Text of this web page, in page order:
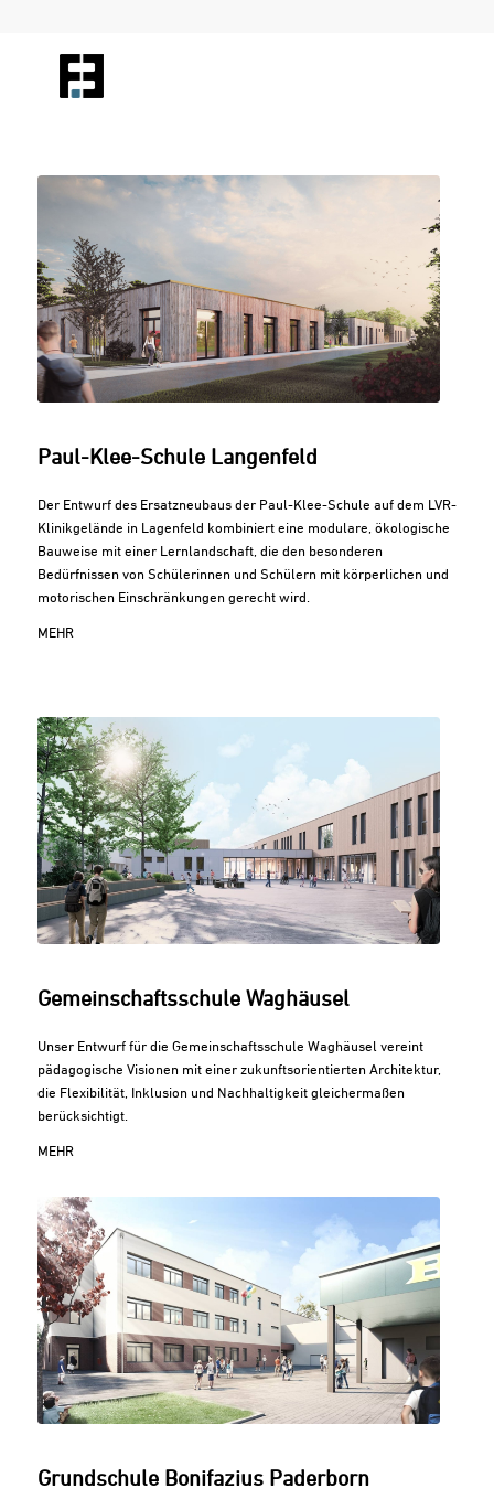
Paul-Klee-Schule Langenfeld
Der Entwurf des Ersatzneubaus der Paul-Klee-Schule auf dem LVR-
Klinikgelände in Lagenfeld kombiniert eine modulare, ökologische
Bauweise mit einer Lernlandschaft, die den besonderen
Bedürfnissen von Schülerinnen und Schülern mit körperlichen und
motorischen Einschränkungen gerecht wird.
MEHR
Gemeinschaftsschule Waghäusel
Unser Entwurf für die Gemeinschaftsschule Waghäusel vereint
pädagogische Visionen mit einer zukunftsorientierten Architektur,
die Flexibilität, Inklusion und Nachhaltigkeit gleichermaßen
berücksichtigt.
MEHR
Grundschule Bonifazius Paderborn